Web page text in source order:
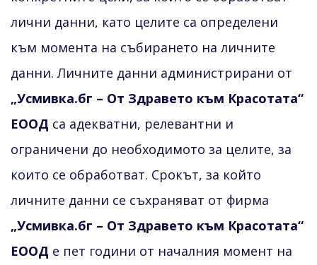
лични данни, като целите са определени
към момента на събирането на личните
данни. Личните данни администрирани от
„Усмивка.бг – От Здравето към Красотата“
ЕООД са адекватни, релевантни и
ограничени до необходимото за целите, за
които се обработват. Срокът, за който
личните данни се съхраняват от фирма
„Усмивка.бг – От Здравето към Красотата“
ЕООД е пет години от началния момент на